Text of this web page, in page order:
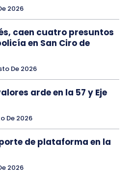
2026
caen cuatro presuntos
en San Ciro de
De 2026
arde en la 57 y Eje
De 2026
de plataforma en la
2026